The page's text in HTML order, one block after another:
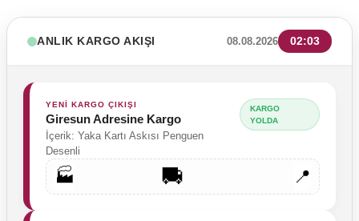
ANLIK KARGO AKIŞI 08.08.2026 02:03
YENİ KARGO ÇIKIŞI
Giresun Adresine Kargo
İçerik: Yaka Kartı Askısı Penguen
Desenli
KARGO
YOLDA
🏭 🚚 📍